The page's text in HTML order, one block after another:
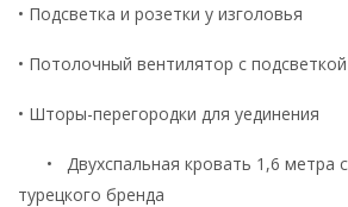
• Подсветка и розетки у изголовья
• Потолочный вентилятор с подсветкой
• Шторы-перегородки для уединения
• Двухспальная кровать 1,6 метра
турецкого бренда